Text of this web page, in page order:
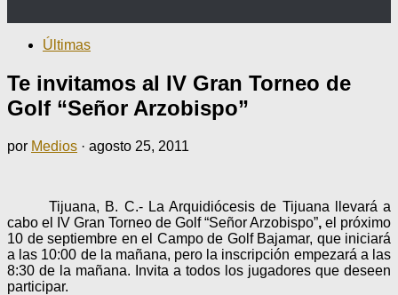
Últimas
Te invitamos al IV Gran Torneo de
Golf “Señor Arzobispo”
por Medios · agosto 25, 2011
Tijuana, B. C.- La Arquidiócesis de Tijuana llevará a
cabo el IV Gran Torneo de Golf “Señor Arzobispo”, el próximo
10 de septiembre en el Campo de Golf Bajamar, que iniciará
a las 10:00 de la mañana, pero la inscripción empezará a las
8:30 de la mañana. Invita a todos los jugadores que deseen
participar.